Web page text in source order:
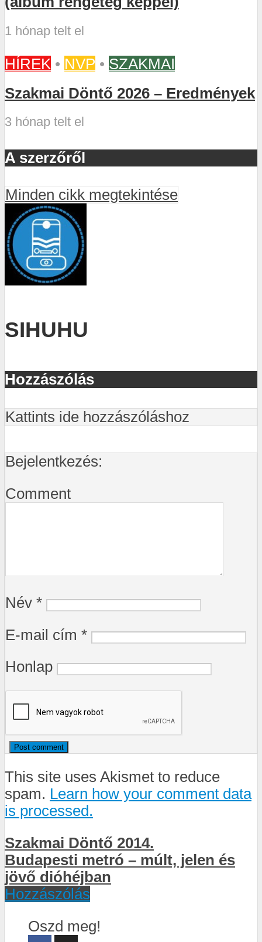
1 hónap telt el
HÍREK • NVP • SZAKMAI
Szakmai Döntő 2026 – Eredmények
3 hónap telt el
A szerzőről
Minden cikk megtekintése
SIHUHU
Hozzászólás
Kattints ide hozzászóláshoz
Bejelentkezés:
Comment
Név *
E-mail cím *
Honlap
This site uses Akismet to reduce
spam. Learn how your comment data
is processed.
Szakmai Döntő 2014.
Budapesti metró – múlt, jelen és
jövő dióhéjban
Hozzászólás
Oszd meg!